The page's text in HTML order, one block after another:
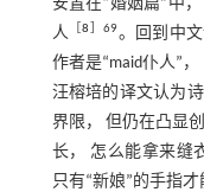
安置在“婚姻篇”中
人 ［8 ］69。回到中
作者是“maid仆人”
汪榕培的译文认为
界限， 但仍在凸显
长， 怎么能拿来缝
只有“新娘”的手指才